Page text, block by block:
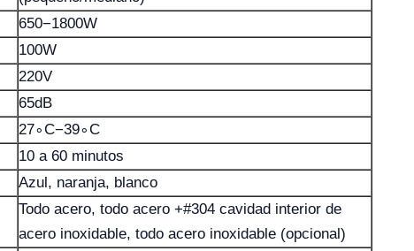
650−1800W
100W
220V
65dB
27∘C−39∘C
10 a 60 minutos
Azul, naranja, blanco
Todo acero, todo acero +#304 cavidad interior de
acero inoxidable, todo acero inoxidable (opcional)